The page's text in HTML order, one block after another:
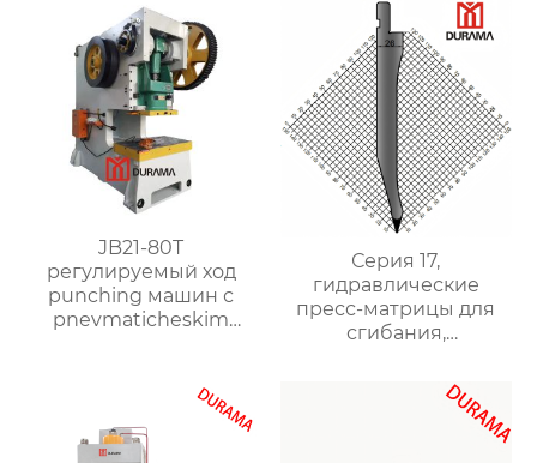
JB21-80T
регулируемый ход
punching машин с
pnevmaticheskim
Серия 17,
гидравлические
пресс-матрицы для
сгибания,
формы для сгибания
листового металла